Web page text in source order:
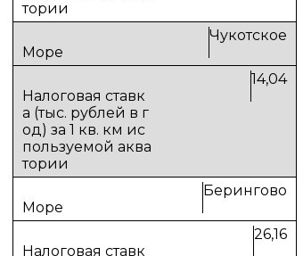
Чукотское
14,04
Берингово
26,16